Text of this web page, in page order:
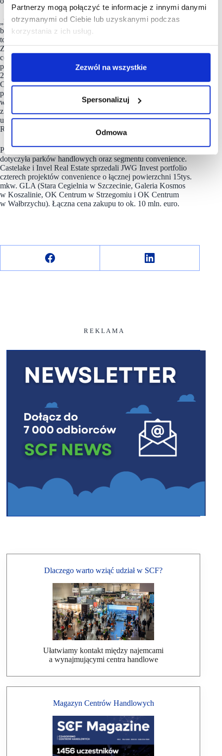
Partnerzy mogą połączyć te informacje z innymi danymi
otrzymanymi od Ciebie lub uzyskanymi podczas
korzystania z ich usług.
Zezwól na wszystkie
Spersonalizuj
Odmowa
„Największą transakcją w pierwszych trzech miesiącach 2023 r.
było sprzedanie Atrium Molo w Szczecinie przez G City. Jest
to centrum handlowe o powierzchni prawie 28 tys. mkw. GLA.
Zakup ten dowodzi, że dobrze działające centra handlowe typu
convenience retail, o ugruntowanej pozycji, są niezmiennie
poszukiwane przez inwestorów. Istotną transakcją w I kw.
2023 r. był także zakup centrum i parku handlowego Europa
Centralna w Gliwicach o powierzchni 67 tys. mkw. GLA
przez Mitiska REIM. Warto również wspomnieć, o sprzedaży
wolnostojącego Multikina na warszawskim Ursynowie,
z długoterminowym planem przebudowy i zmiany funkcji
użytkowania terenu” – informuje Agnieszka Kołat, Head of
Retail Investment, JLL.
Pozostała część wolumenu inwestycyjnego z I kw. 2023 r.
dotyczyła parków handlowych oraz segmentu convenience.
Castelake i Invel Real Estate sprzedali JWG Invest portfolio
czterech projektów convenience o łącznej powierzchni 15tys.
mkw. GLA (Stara Cegielnia w Szczecinie, Galeria Kosmos
w Koszalinie, OK Centrum w Strzegomiu i OK Centrum
w Wałbrzychu). Łączna cena zakupu to ok. 10 mln. euro.
R E K L A M A
Dlaczego warto wziąć udział w SCF?
Ułatwiamy kontakt między najemcami
a wynajmującymi centra handlowe
Magazyn Centrów Handlowych